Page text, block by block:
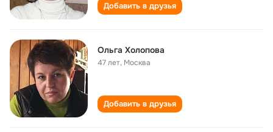
Добавить в друзья
Ольга Холопова
47 лет, Москва
Добавить в друзья